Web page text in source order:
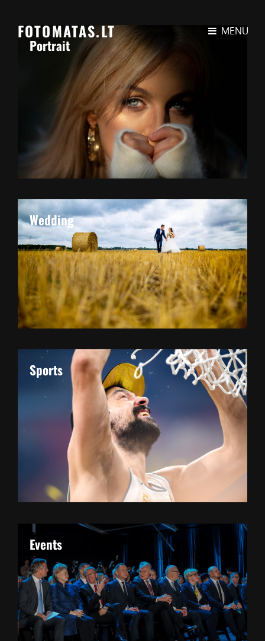
FOTOMATAS.LT MENU
Portrait
Wedding
Sports
Events